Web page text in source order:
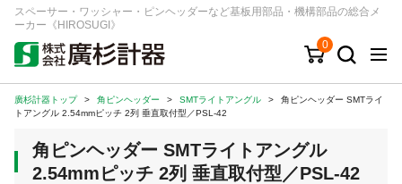
スペーサー・ワッシャー・ピンヘッダーなど基板用部品・機構部品の総合メ
ーカー《HIROSUGI》
0
キーワード 品番/シリーズ
商品カテゴリから探す
ジャンルから探す
廣杉計器トップ > 角ピンヘッダー > SMTライトアングル >
角ピンヘッダー SMTライ
トアングル 2.54mmピッチ 2列 垂直取付型／PSL-42
角ピンヘッダー SMTライトアングル
2.54mmピッチ 2列 垂直取付型／PSL-42